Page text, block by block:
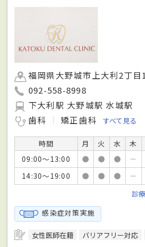
福岡県大野城市上大利2丁目
092-558-8998
下大利駅 大野城駅 水城駅
歯科
矯正歯科 すべて見る
時間 月 火 水 木
09:00～13:00
● ● ● －
14:30～19:00
● ● ● －
診
感染症対策実施
女性医師在籍 バリアフリー対応